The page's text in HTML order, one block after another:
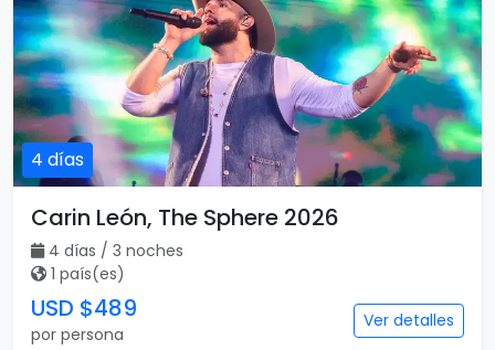
4 días
Carin León, The Sphere 2026
4 días / 3 noches
1 país(es)
USD $489
por persona
Ver detalles